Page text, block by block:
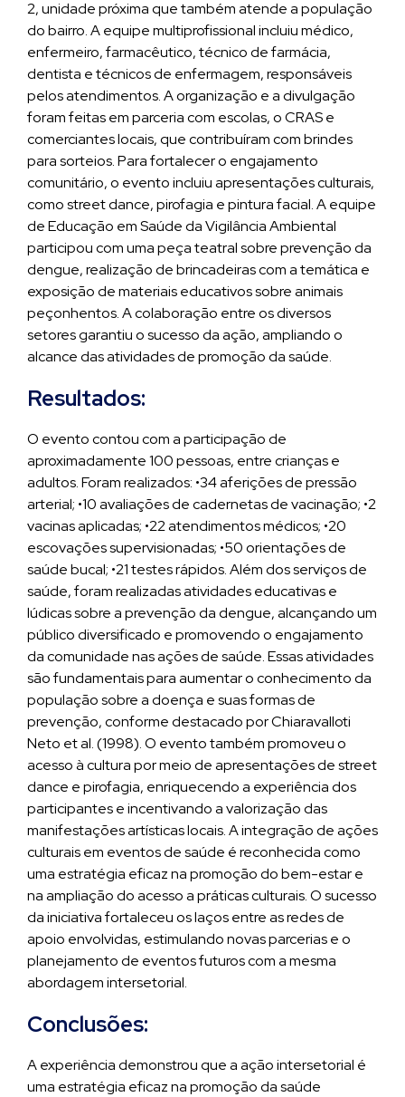
2, unidade próxima que também atende a população
do bairro. A equipe multiprofissional incluiu médico,
enfermeiro, farmacêutico, técnico de farmácia,
dentista e técnicos de enfermagem, responsáveis
pelos atendimentos. A organização e a divulgação
foram feitas em parceria com escolas, o CRAS e
comerciantes locais, que contribuíram com brindes
para sorteios. Para fortalecer o engajamento
comunitário, o evento incluiu apresentações culturais,
como street dance, pirofagia e pintura facial. A equipe
de Educação em Saúde da Vigilância Ambiental
participou com uma peça teatral sobre prevenção da
dengue, realização de brincadeiras com a temática e
exposição de materiais educativos sobre animais
peçonhentos. A colaboração entre os diversos
setores garantiu o sucesso da ação, ampliando o
alcance das atividades de promoção da saúde.
Resultados:
O evento contou com a participação de
aproximadamente 100 pessoas, entre crianças e
adultos. Foram realizados: •34 aferições de pressão
arterial; •10 avaliações de cadernetas de vacinação; •2
vacinas aplicadas; •22 atendimentos médicos; •20
escovações supervisionadas; •50 orientações de
saúde bucal; •21 testes rápidos. Além dos serviços de
saúde, foram realizadas atividades educativas e
lúdicas sobre a prevenção da dengue, alcançando um
público diversificado e promovendo o engajamento
da comunidade nas ações de saúde. Essas atividades
são fundamentais para aumentar o conhecimento da
população sobre a doença e suas formas de
prevenção, conforme destacado por Chiaravalloti
Neto et al. (1998). O evento também promoveu o
acesso à cultura por meio de apresentações de street
dance e pirofagia, enriquecendo a experiência dos
participantes e incentivando a valorização das
manifestações artísticas locais. A integração de ações
culturais em eventos de saúde é reconhecida como
uma estratégia eficaz na promoção do bem-estar e
na ampliação do acesso a práticas culturais. O sucesso
da iniciativa fortaleceu os laços entre as redes de
apoio envolvidas, estimulando novas parcerias e o
planejamento de eventos futuros com a mesma
abordagem intersetorial.
Conclusões:
A experiência demonstrou que a ação intersetorial é
uma estratégia eficaz na promoção da saúde